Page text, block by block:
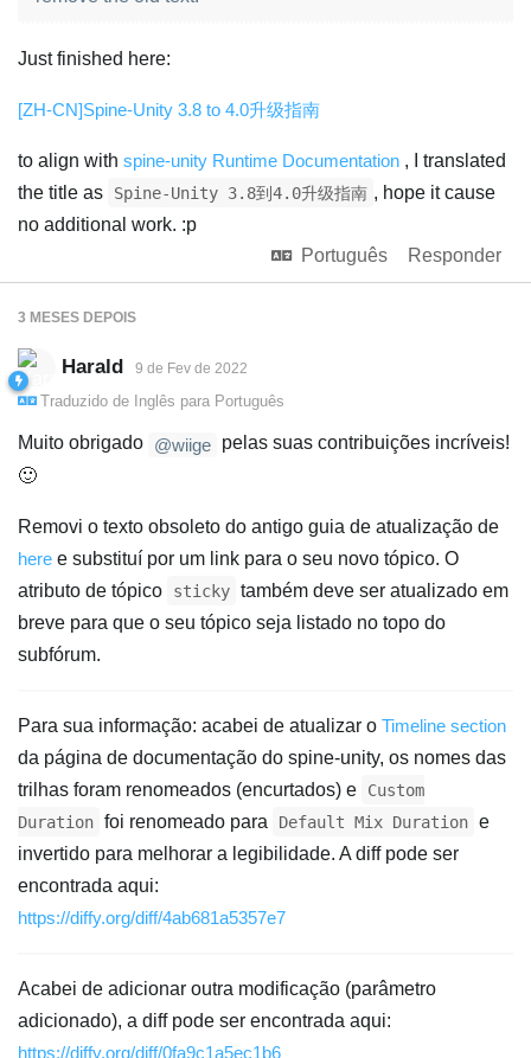
Just finished here:
[ZH-CN]Spine-Unity 3.8 to 4.0升级指南
to align with spine-unity Runtime Documentation , I translated
the title as
Spine-Unity 3.8到4.0升级指南 , hope it cause
no additional work. :p
Português
Responder
3 MESES DEPOIS
Harald 9 de Fev de 2022
Traduzido de Inglês para Português
Muito obrigado @wiige pelas suas contribuições incríveis!
🙂
Removi o texto obsoleto do antigo guia de atualização de
here e substituí por um link para o seu novo tópico. O
atributo de tópico
sticky também deve ser atualizado em
breve para que o seu tópico seja listado no topo do
subfórum.
Para sua informação: acabei de atualizar o Timeline section
da página de documentação do spine-unity, os nomes das
trilhas foram renomeados (encurtados) e
Custom
Duration foi renomeado para Default Mix Duration e
invertido para melhorar a legibilidade. A diff pode ser
encontrada aqui:
https://diffy.org/diff/4ab681a5357e7
Acabei de adicionar outra modificação (parâmetro
adicionado), a diff pode ser encontrada aqui:
https://diffy.org/diff/0fa9c1a5ec1b6